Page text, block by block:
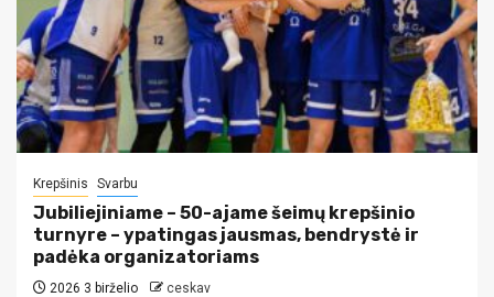
Krepšinis Svarbu
Jubiliejiniame – 50-ajame šeimų krepšinio
turnyre – ypatingas jausmas, bendrystė ir
padėka organizatoriams
2026 3 birželio ceskav